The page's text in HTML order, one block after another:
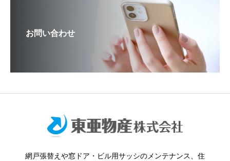
お問い合わせ
網戸張替えや窓ドア・ビル用サッシのメンテナンス、住